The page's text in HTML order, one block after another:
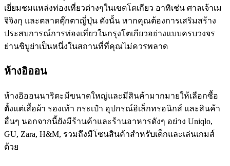
เยี่ยมชมแหล่งท่องเที่ยวต่างๆในเขตโตเกียว อาทิเช่น ศาลเจ้าเม
จิจิงกุ และตลาดตุ๊กตาญี่ปุ่น ดังนั้น หากคุณต้องการเสริมสร้าง
ประสบการณ์การท่องเที่ยวในกรุงโตเกียวอย่างแบบครบวงจร
ย่านชิบูย่าเป็นหนึ่งในสถานที่ที่คุณไม่ควรพลาด
ห้างอิออน
ห้างอิออนนาริตะมีขนาดใหญ่และมีสินค้ามากมายให้เลือกซื้อ
ตั้งแต่เสื้อผ้า รองเท้า กระเป๋า อุปกรณ์อิเล็กทรอนิกส์ และสินค้า
อื่นๆ นอกจากนี้ยังมีร้านค้าและร้านอาหารดังๆ อย่าง Uniqlo,
GU, Zara, H&M, รวมถึงมีโซนสินค้าสำหรับเด็กและเล่นเกมส์
ด้วย